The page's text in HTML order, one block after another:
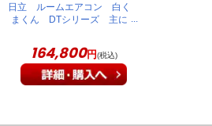
日立 ルームエアコン 白く
まくん DTシリーズ 主に
164,800円(税込)